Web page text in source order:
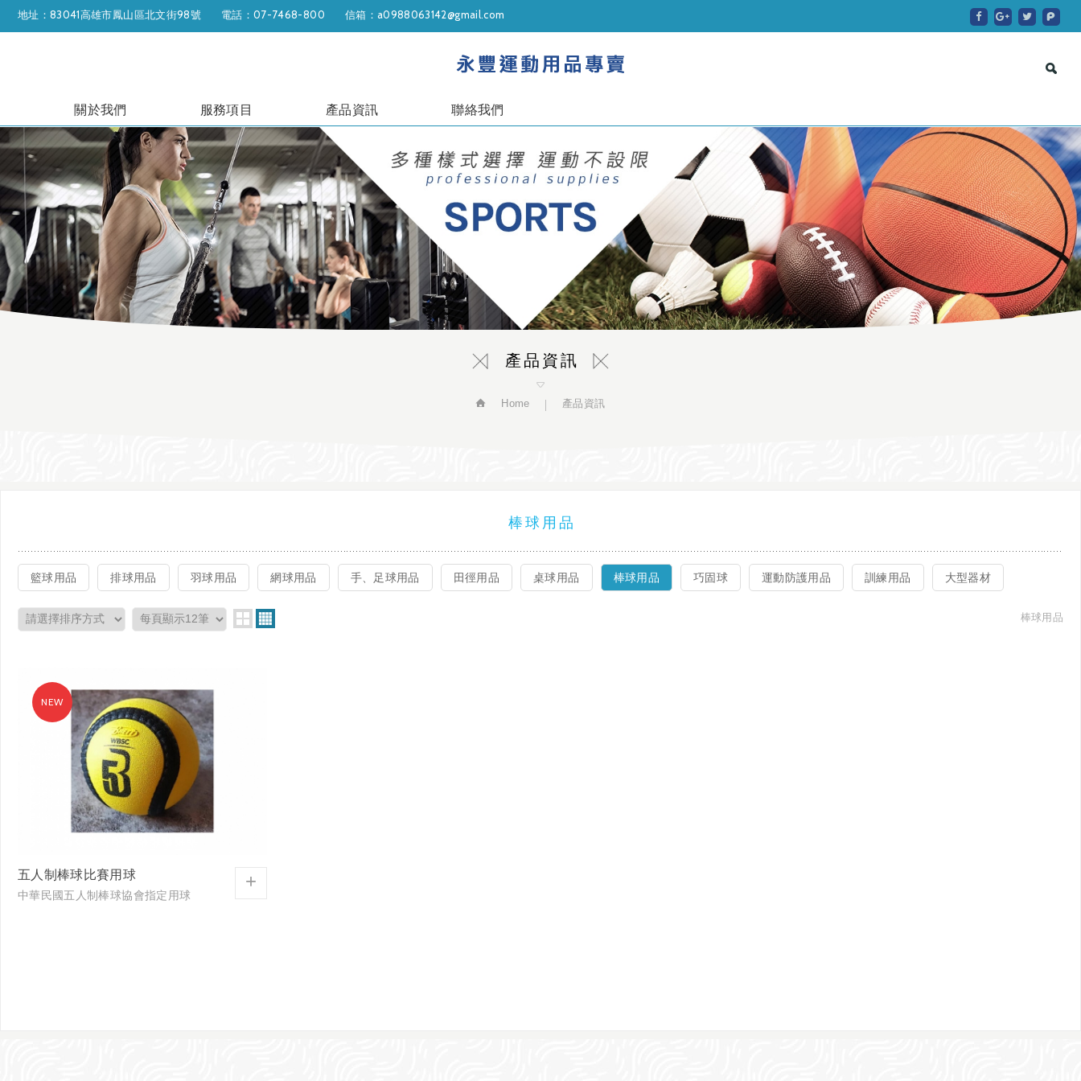
地址：83041高雄市鳳山區北文街98號 電話：07-7468-800 信箱：a0988063142@gmail.com
關於我們 服務項目 產品資訊 聯絡我們
產品資訊
Home 產品資訊
棒球用品
籃球用品 排球用品 羽球用品 網球用品 手、足球用品 田徑用品 桌球用品 棒球用品 巧固球 運動防護用品 訓練用品 大型器材
棒球用品
五人制棒球比賽用球
中華民國五人制棒球協會指定用球
+